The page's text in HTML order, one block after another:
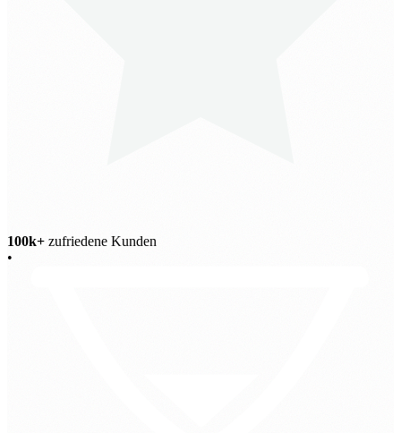
100k+ zufriedene Kunden
•